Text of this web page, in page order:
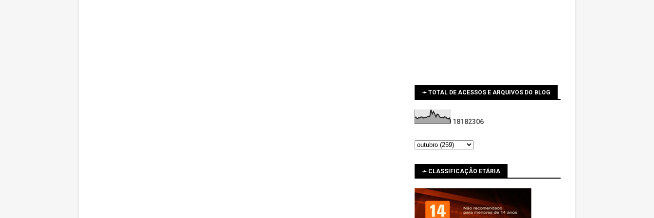
➛ TOTAL DE ACESSOS E ARQUIVOS DO BLOG
1 81 82306
➛ CLASSIFICAÇÃO ETÁRIA